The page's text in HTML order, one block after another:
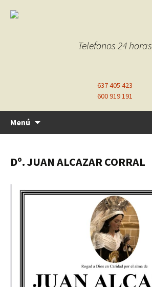
Telefonos 24 horas
637 405 423
600 919 191
Menú
Dº. JUAN ALCAZAR CORRAL